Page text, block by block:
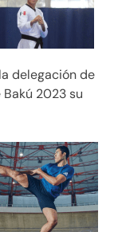
delegación de
2023 su